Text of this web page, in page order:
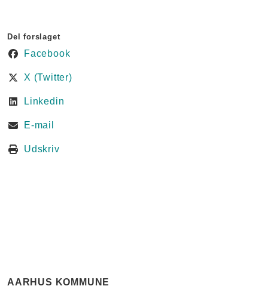
Del forslaget
Facebook
X (Twitter)
Linkedin
E-mail
Udskriv
AARHUS KOMMUNE